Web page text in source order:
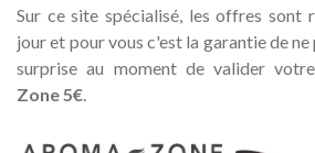
Sur ce site spécialisé, les offres sont
jour et pour vous c'est la garantie de
surprise au moment de valider votre
Zone 5€.